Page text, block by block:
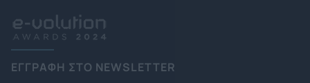
ΕΓΓΡΑΦΗ ΣΤΟ NEWSLETTER